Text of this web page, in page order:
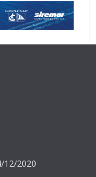
12/2020